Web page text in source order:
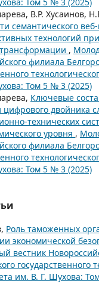
В.Р. Хусаинов,
семантического
технологий
,
филиала
Том 5 № 3 (2025)
Ключевые
цифрового двойника
технических
уровня ,
филиала
Том 5 № 3 (2025)
Роль таможенных
экономической
вестник
государственного
им. В. Г. Шухова: